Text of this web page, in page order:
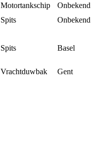
Motortankschip
Onbekend
Spits Onbekend
Spits Basel
Vrachtduwbak Gent